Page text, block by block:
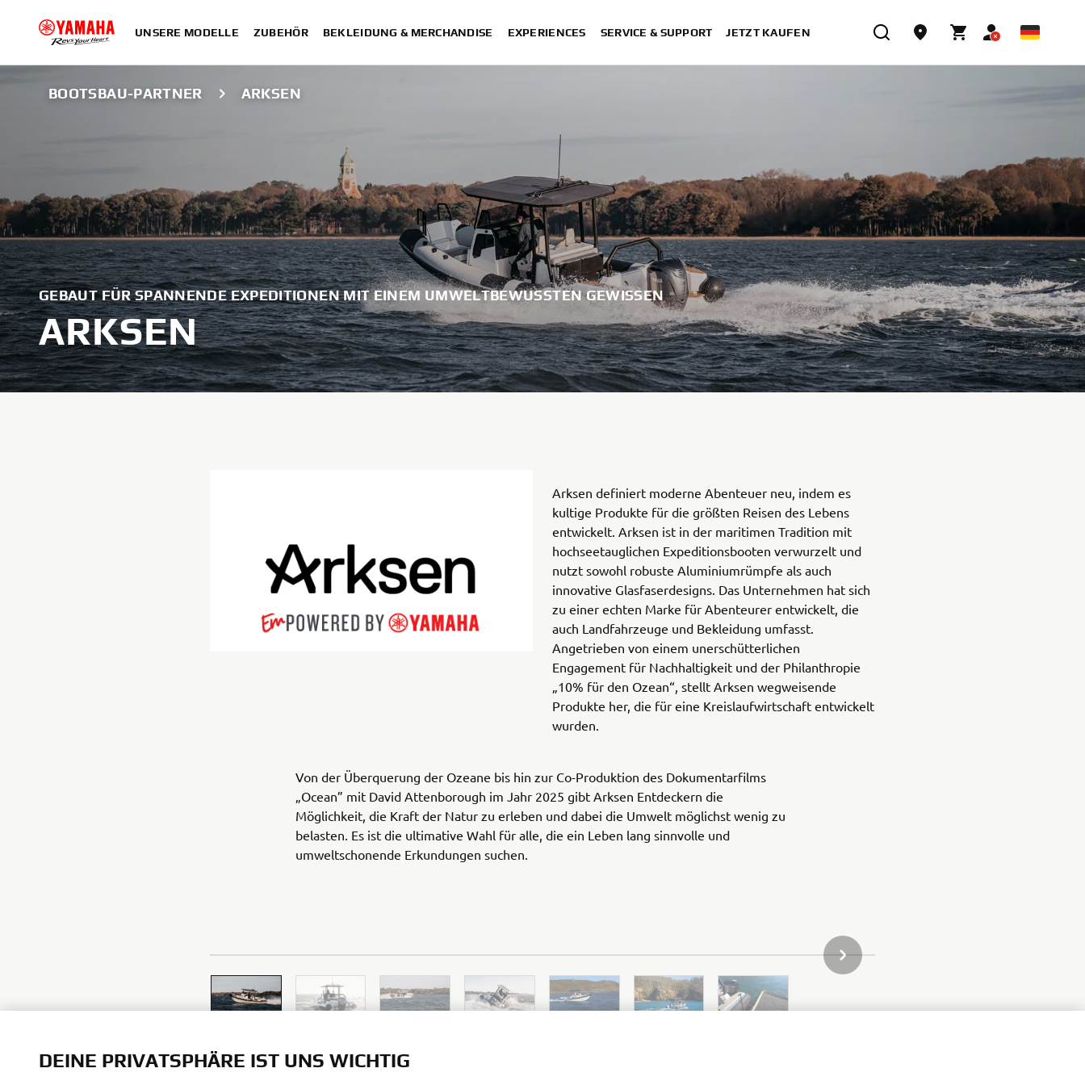
UNSERE MODELLE ZUBEHÖR BEKLEIDUNG & MERCHANDISE EXPERIENCES SERVICE & SUPPORT JETZT KAUFEN
BOOTSBAU-PARTNER ARKSEN
GEBAUT FÜR SPANNENDE EXPEDITIONEN MIT EINEM UMWELTBEWUSSTEN GEWISSEN
ARKSEN
Arksen definiert moderne Abenteuer neu, indem es
kultige Produkte für die größten Reisen des Lebens
entwickelt. Arksen ist in der maritimen Tradition mit
hochseetauglichen Expeditionsbooten verwurzelt und
nutzt sowohl robuste Aluminiumrümpfe als auch
innovative Glasfaserdesigns. Das Unternehmen hat sich
zu einer echten Marke für Abenteurer entwickelt, die
auch Landfahrzeuge und Bekleidung umfasst.
Angetrieben von einem unerschütterlichen
Engagement für Nachhaltigkeit und der Philanthropie
„10% für den Ozean“, stellt Arksen wegweisende
Produkte her, die für eine Kreislaufwirtschaft entwickelt
wurden.
Von der Überquerung der Ozeane bis hin zur Co-Produktion des Dokumentarfilms
„Ocean” mit David Attenborough im Jahr 2025 gibt Arksen Entdeckern die
Möglichkeit, die Kraft der Natur zu erleben und dabei die Umwelt möglichst wenig zu
belasten. Es ist die ultimative Wahl für alle, die ein Leben lang sinnvolle und
umweltschonende Erkundungen suchen.
NÄCHSTES BILD IN DER GALERIE
DEINE PRIVATSPHÄRE IST UNS WICHTIG